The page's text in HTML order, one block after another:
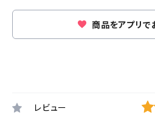
商品をアプリで
レビュー